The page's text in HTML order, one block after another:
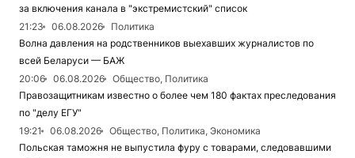
за включения канала в "экстремистский" список
21:23
06.08.2026
Политика
Волна давления на родственников выехавших журналистов по
всей Беларуси — БАЖ
20:06
06.08.2026
Общество, Политика
Правозащитникам известно о более чем 180 фактах преследования
по "делу ЕГУ"
19:21
06.08.2026
Общество, Политика, Экономика
Польская таможня не выпустила фуру с товарами, следовавшими